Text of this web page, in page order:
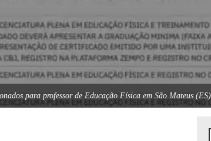
para professor de Educação Física em São Mateus